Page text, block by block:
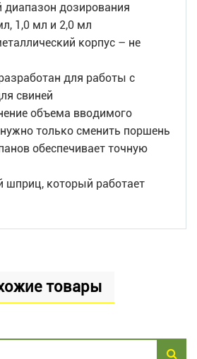
диапазон дозирования
1,0 мл и 2,0 мл
корпус – не
для работы с
свиней
объема вводимого
только сменить поршень
обеспечивает точную
шприц, который работает
товары